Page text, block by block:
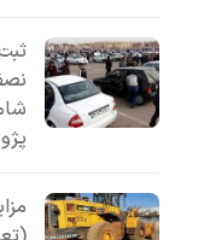
پژو 405، پژو 206